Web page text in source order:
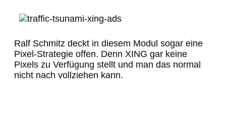
Ralf Schmitz deckt in diesem Modul sogar eine
Pixel-Strategie offen. Denn XING gar keine
Pixels zu Verfügung stellt und man das normal
nicht nach vollziehen kann.